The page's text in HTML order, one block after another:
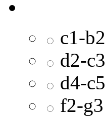
c1-b2
d2-c3
d4-c5
f2-g3